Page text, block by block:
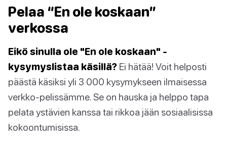
Pelaa “En ole koskaan”
verkossa
Eikö sinulla ole "En ole koskaan" -
kysymyslistaa käsillä? Ei hätää! Voit helposti
päästä käsiksi yli 3 000 kysymykseen ilmaisessa
verkko-pelissämme. Se on hauska ja helppo tapa
pelata ystävien kanssa tai rikkoa jään sosiaalisissa
kokoontumisissa.